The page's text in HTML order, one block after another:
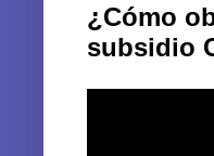
¿Cómo
subsidio